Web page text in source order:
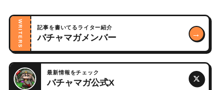
WRITERS 記事を書いてるライター紹介
バチャマガメンバー →
最新情報をチェック
バチャマガ公式X